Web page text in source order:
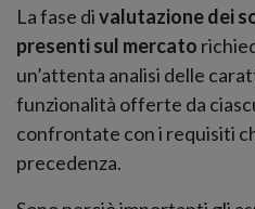
La fase divalutazione dei
presenti sul mercato
un’attenta analisi delle
funzionalità offerte da
confrontate con i requisiti
precedenza.